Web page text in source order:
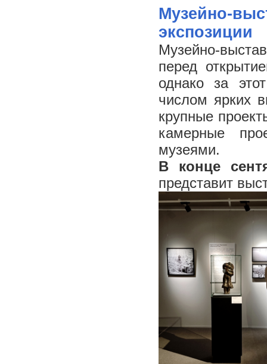
Музейно-
экспозиции
Музейно-
перед
однако за
числом ярких
крупные
камерные
музеями.
В конце
представит